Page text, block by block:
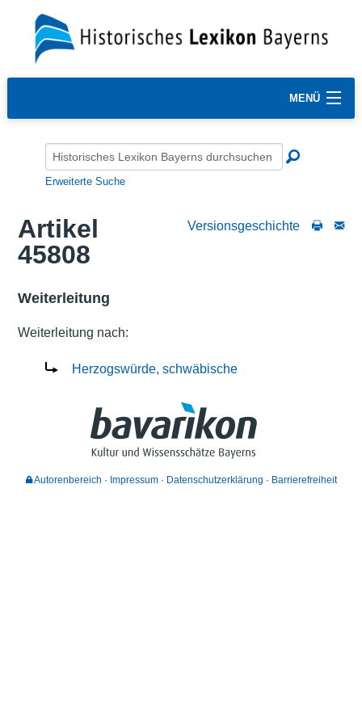
MENÜ
Erweiterte Suche
Versionsgeschichte
Artikel
45808
Weiterleitung
Weiterleitung nach:
Herzogswürde, schwäbische
Autorenbereich Impressum Datenschutzerklärung Barrierefreiheit